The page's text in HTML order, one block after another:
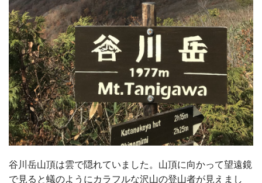
谷川岳山頂は雲で隠れていました。山頂に向かって望遠鏡
で見ると蟻のようにカラフルな沢山の登山者が見えまし